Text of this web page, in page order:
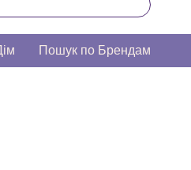
Пошук по Брендам